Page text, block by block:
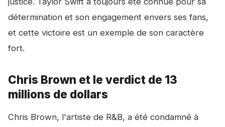
détermination et son engagement envers ses fans,
et cette victoire est un exemple de son caractère
fort.
Chris Brown et le verdict de 13
millions de dollars
Chris Brown, l'artiste de R&B, a été condamné à